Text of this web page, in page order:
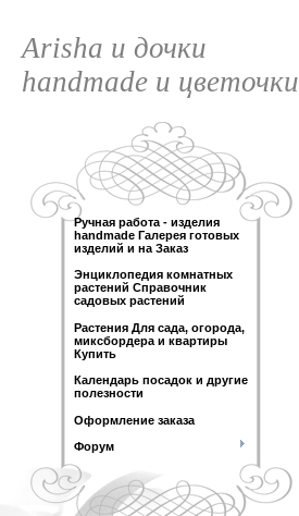
Arisha и дочки
handmade и цветочки
Ручная работа - изделия
handmade Галерея готовых
изделий и на Заказ
Энциклопедия комнатных
растений Справочник
садовых растений
Растения Для сада, огорода,
миксбордера и квартиры
Купить
Календарь посадок и другие
полезности
Оформление заказа
Форум